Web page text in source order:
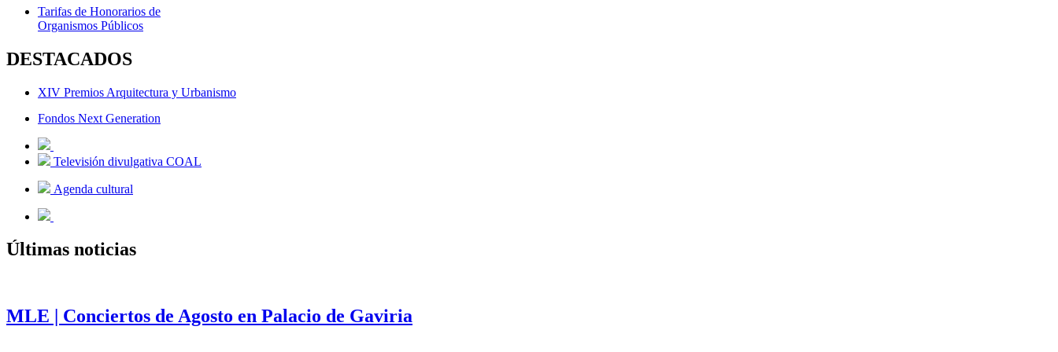
Tarifas de Honorarios de
Organismos Públicos
DESTACADOS
XIV Premios Arquitectura y Urbanismo
Fondos Next Generation
Televisión divulgativa COAL
Agenda cultural
Últimas noticias
MLE | Conciertos de Agosto en Palacio de Gaviria